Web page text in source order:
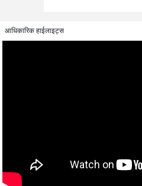
आधिकारिक हाईलाइट्स